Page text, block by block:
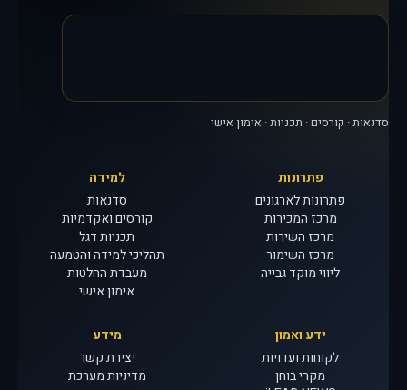
סדנאות · קורסים · תכניות · אימון אישי
פתרונות
פתרונות לארגונים
מרכז המכירות
מרכז השירות
מרכז השימור
ליווי מוקד גבייה
למידה
סדנאות
קורסים ואקדמיות
תכניות דגל
תהליכי למידה והטמעה
מעבדת החלטות
אימון אישי
ידע ואמון
לקוחות ועדויות
מקרי בוחן
מידע
יצירת קשר
מדיניות מערכת